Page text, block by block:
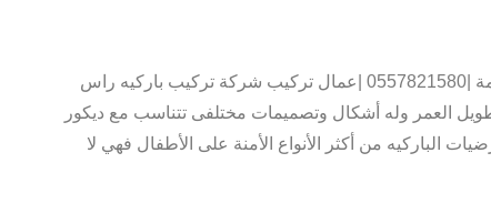
شركة تركيب باركيه راس الخيمة |0557821580 |عمال تركيب شركة تركيب باركيه راس
وطويل العمر وله أشكال وتصميمات مختلفى تتناسب مع ديكور
الباركيه من أكثر الأنواع الأمنة على الأطفال فهي لا